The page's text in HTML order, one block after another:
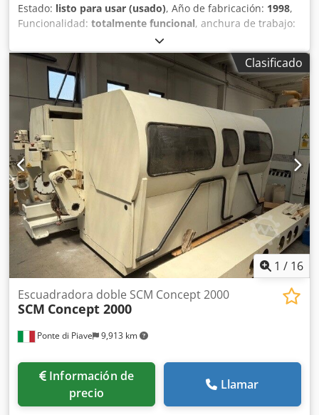
Estado: listo para usar (usado), Año de fabricación: 1998,
Funcionalidad: totalmente funcional, anchura de trabajo:
5,000 kg
Equipamiento:documentación / manual, Cortadora de
ángulos doble Celaschi TSA300DS Apertura de la mesa
móvil de 3000 mm, controlada mediante panel táctil.
Ancho mínimo de trabajo: 200 mm. 5+5 grupos de
motores. Ancho del carro: 65 mm. Rodillos de tracción,
paso de 400 mm. Accionamiento neumático del grupo de
tupí. Accionamiento automático controlado por CNC.
Velocidad de avance ajustable (m/min), rango: 4-24. Csdpfx
Aezfvtnom Eerf
Clasificado
1 / 16
Ponte di Piave 9,913 km
Escuadradora doble SCM Concept 2000
SCM Concept 2000
Información de
precio
Llamar